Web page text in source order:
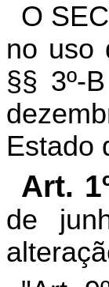
O
no uso
§§ 3º-
Estado
Art.
de